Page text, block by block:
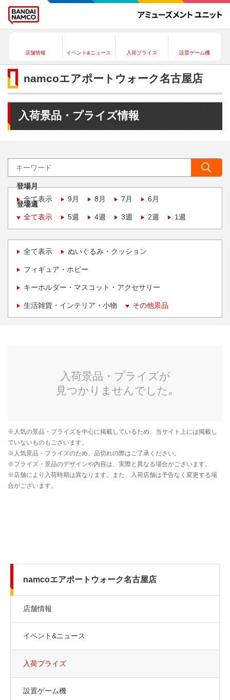
店舗情報 イベント&ニュース 入荷プライズ 設置ゲーム機
namcoエアポートウォーク名古屋店
入荷景品・プライズ情報
登場月
全て表示
9月 8月 7月 6月
登場週
全て表示
5週 4週 3週 2週 1週
全て表示 ぬいぐるみ・クッション
フィギュア・ホビー
キーホルダー・マスコット・アクセサリー
生活雑貨・インテリア・小物 その他景品
namcoエアポートウォーク名古屋店
店舗情報
イベント&ニュース
入荷プライズ
設置ゲーム機